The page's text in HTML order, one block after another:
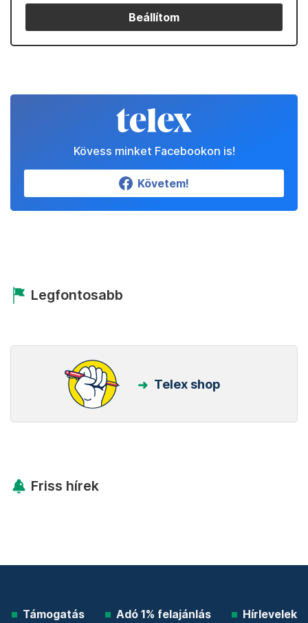
Beállítom
Kövess minket Facebookon is!
Követem!
Legfontosabb
Telex shop
Friss hírek
Támogatás Adó 1% felajánlás Hírlevelek